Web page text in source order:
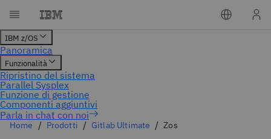
Parla in chat con noi
Home Prodotti Gitlab Ultimate Zos